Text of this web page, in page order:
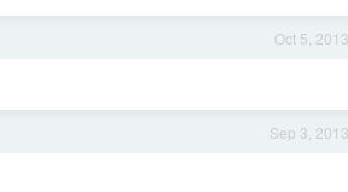
Oct 5, 2013
Sep 3, 2013